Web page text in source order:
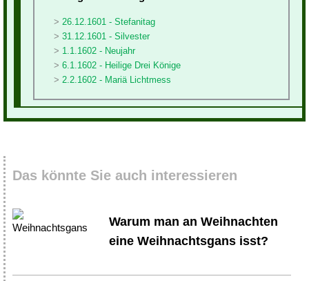
26.12.1601 - Stefanitag
31.12.1601 - Silvester
1.1.1602 - Neujahr
6.1.1602 - Heilige Drei Könige
2.2.1602 - Mariä Lichtmess
Das könnte Sie auch interessieren
Warum man an Weihnachten
eine Weihnachtsgans isst?